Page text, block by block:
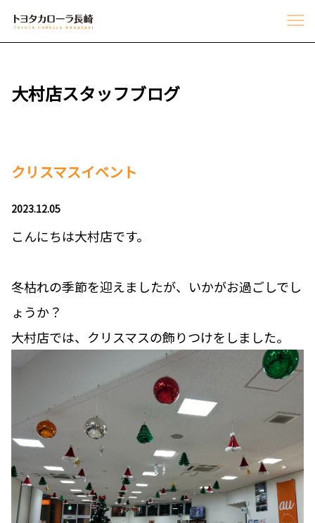
大村店スタッフブログ
クリスマスイベント
2023.12.05
こんにちは大村店です。
冬枯れの季節を迎えましたが、いかがお過ごしでし
ょうか？
大村店では、クリスマスの飾りつけをしました。